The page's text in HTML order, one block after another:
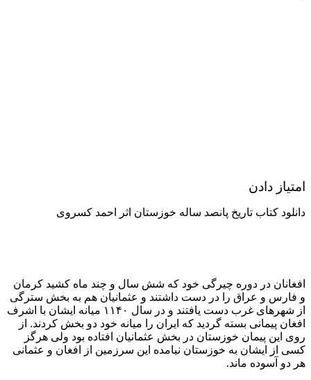
امتیاز دادن
دانلود کتاب تاریخ پانصد ساله خوزستان اثر احمد کسروی
افغانان در دوره چیرگی خود که شش سال و چند ماه کشید کرمان
و فارس و عراق را در دست داشتند و عثمانیان هم به بخش سترگی
از شهرهای غرب دست یافتند و در سال ۱۱۴۰ میانه ایشان با اشرف
افغان پیمانی بسته گردید که ایران را میانه خود دو بخش کردند. از
روی این پیمان خوزستان در بخش عثمانیان افتاده بود ولی هرگز
کسی از ایشان به خوزستان نیامده این سرزمین از افغان و عثمانی
هر دو آسوده ماند.